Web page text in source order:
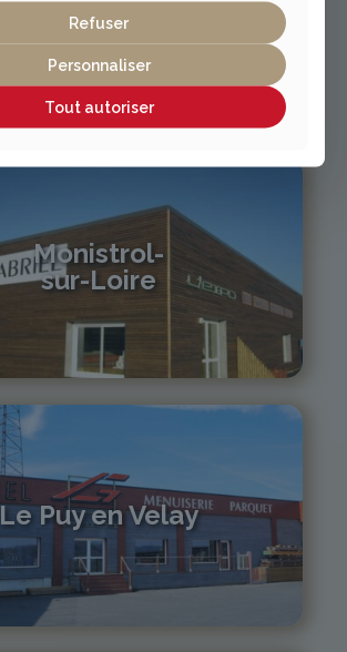
Vichy / Cusset
04 70 97 56 39
cusset@gabriel-sa.fr
Monistrol-
sur-Loire
monistrol@gabriel-sa.fr
Le Puy en Velay
04 71 01 13 30
lepuy@gabriel-sa.fr
Refuser
Personnaliser
Tout autoriser